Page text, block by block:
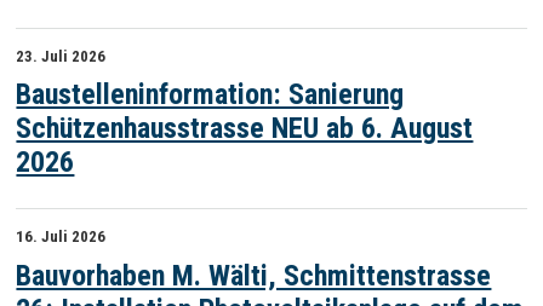
Baustelleninformation: Sanierung
Schützenhausstrasse NEU ab 6. August
2026
23. Juli 2026
Bauvorhaben M. Wälti, Schmittenstrasse
16. Juli 2026